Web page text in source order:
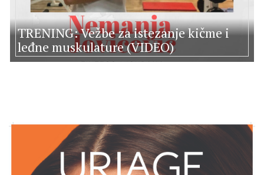
TRENING: Vežbe za istezanje kičme i
leđne muskulature (VIDEO)